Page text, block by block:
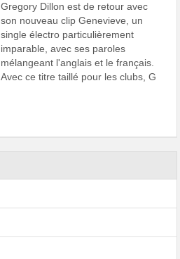
Gregory Dillon est de retour avec
son nouveau clip Genevieve, un
single électro particulièrement
imparable, avec ses paroles
mélangeant l'anglais et le français.
Avec ce titre taillé pour les clubs, G